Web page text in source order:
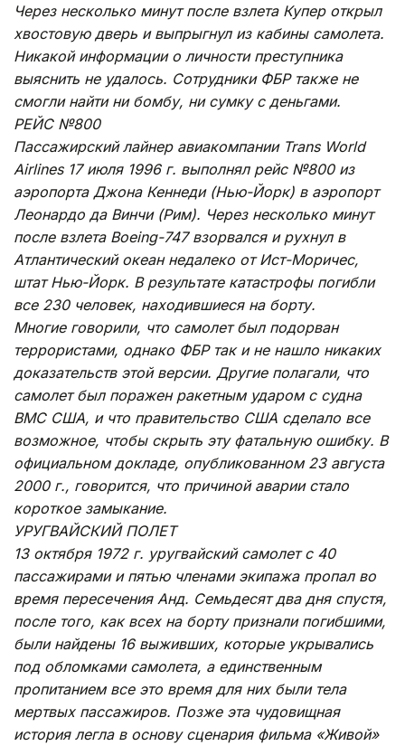
Через несколько минут после взлета Купер открыл
хвостовую дверь и выпрыгнул из кабины самолета.
Никакой информации о личности преступника
выяснить не удалось. Сотрудники ФБР также не
смогли найти ни бомбу, ни сумку с деньгами.
РЕЙС №800
Пассажирский лайнер авиакомпании Trans World
Airlines 17 июля 1996 г. выполнял рейс №800 из
аэропорта Джона Кеннеди (Нью-Йорк) в аэропорт
Леонардо да Винчи (Рим). Через несколько минут
после взлета Boeing-747 взорвался и рухнул в
Атлантический океан недалеко от Ист-Моричес,
штат Нью-Йорк. В результате катастрофы погибли
все 230 человек, находившиеся на борту.
Многие говорили, что самолет был подорван
террористами, однако ФБР так и не нашло никаких
доказательств этой версии. Другие полагали, что
самолет был поражен ракетным ударом с судна
ВМС США, и что правительство США сделало все
возможное, чтобы скрыть эту фатальную ошибку. В
официальном докладе, опубликованном 23 августа
2000 г., говорится, что причиной аварии стало
короткое замыкание.
УРУГВАЙСКИЙ ПОЛЕТ
13 октября 1972 г. уругвайский самолет с 40
пассажирами и пятью членами экипажа пропал во
время пересечения Анд. Семьдесят два дня спустя,
после того, как всех на борту признали погибшими,
были найдены 16 выживших, которые укрывались
под обломками самолета, а единственным
пропитанием все это время для них были тела
мертвых пассажиров. Позже эта чудовищная
история легла в основу сценария фильма «Живой»